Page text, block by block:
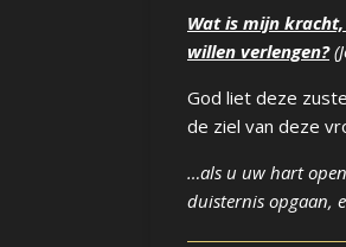
Wat is mijn
willen verlengen?
God liet deze
de ziel van deze
…als u uw hart
duisternis opgaan,